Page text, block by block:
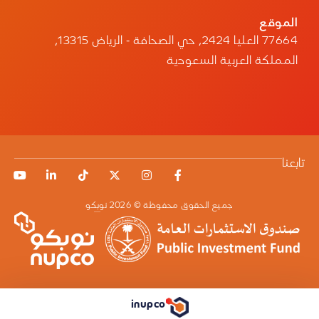
مستوى الجهات العارضة أو الوفود الدولية، بما يعزز
مكانة الرياض مركزًا عالميًا للحوار الصحي وتبادل
المعرفة والابتكار في مجالات الطب والرعاية
المستقبلية.
inupco
الموقع
77664 العليا 2424، حي الصحافة - الرياض 13315،
المملكة العربية السعودية
تابعنا
جميع الحقوق محفوظة © 2026 نوبكو